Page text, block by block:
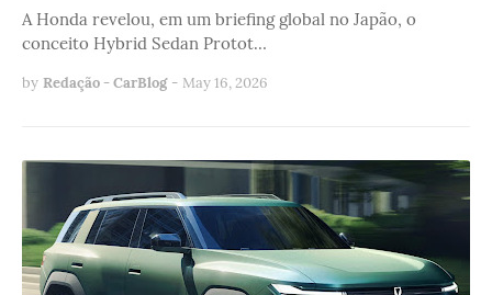
A Honda revelou, em um briefing global no Japão, o
conceito Hybrid Sedan Protot…
by Redação - CarBlog - May 16, 2026